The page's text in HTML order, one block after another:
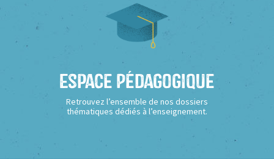
Espace Pédagogique
Retrouvez l’ensemble de nos dossiers
thématiques dédiés à l’enseignement.